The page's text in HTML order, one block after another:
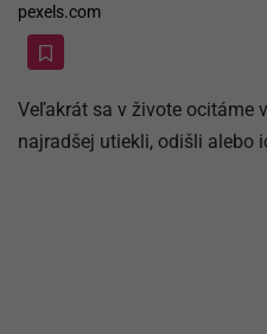
pexels.com
Veľakrát sa v živote ocitáme
najradšej utiekli, odišli alebo